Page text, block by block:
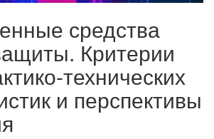
средства
Критерии
технических
и перспективы